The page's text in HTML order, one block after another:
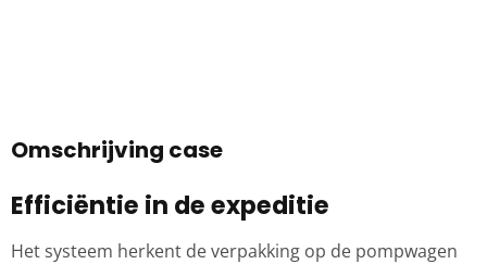
Omschrijving case
Efficiëntie in de expeditie
Het systeem herkent de verpakking op de pompwagen